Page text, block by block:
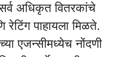
अधिकृत वितरकांचे
पाहायला मिळते.
एजन्सीमध्येच नोंदणी